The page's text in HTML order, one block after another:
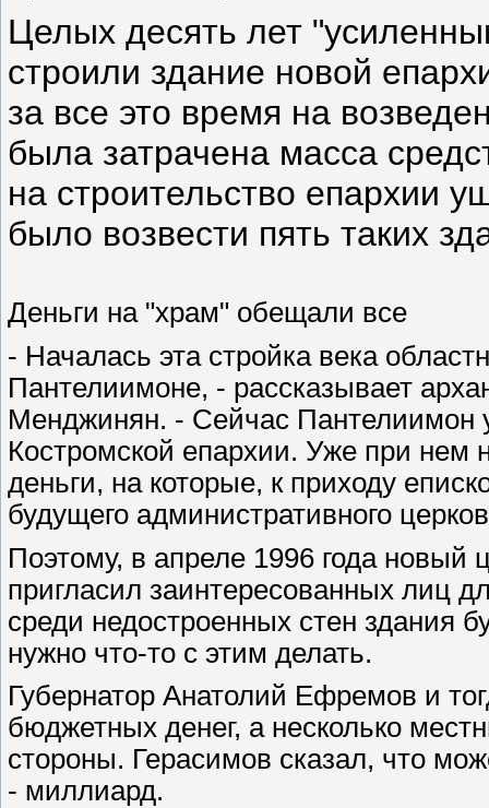
Целых десять лет
строили здание новой
за все это время на
была затрачена масса
на строительство епархии
было возвести пять таких
Деньги на "храм" обещали все
- Началась эта стройка века
Пантелиимоне, - рассказывает
Менджинян. - Сейчас Пантелиимон
Костромской епархии. Уже при нем
деньги, на которые, к приходу
будущего административного
Поэтому, в апреле 1996 года новый
пригласил заинтересованных лиц
среди недостроенных стен здания
нужно что-то с этим делать.
Губернатор Анатолий Ефремов и
бюджетных денег, а несколько
стороны. Герасимов сказал, что
- миллиард.